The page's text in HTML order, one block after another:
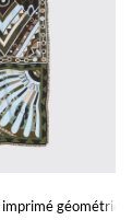
imprimé